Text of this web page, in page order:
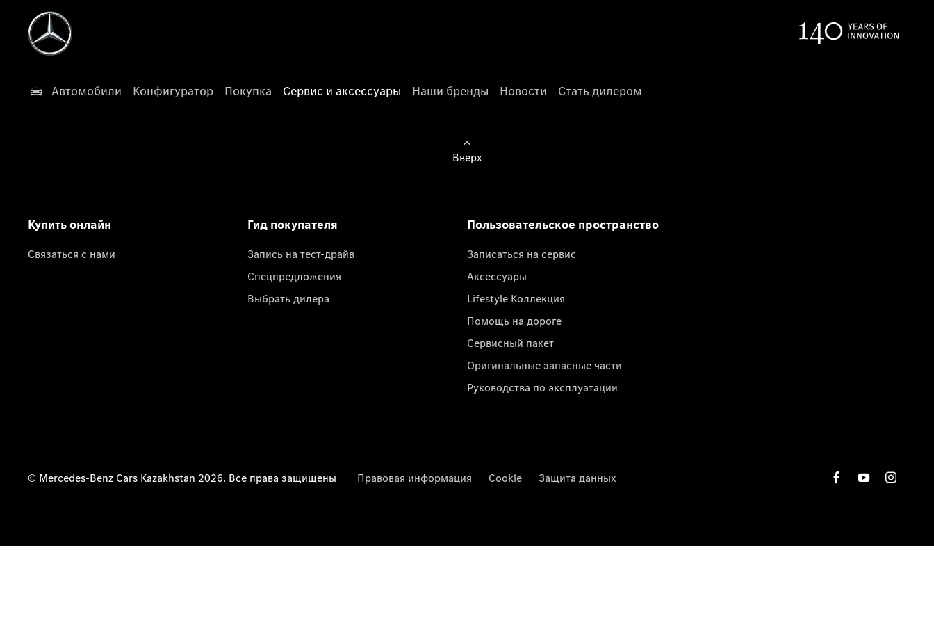
Автомобили Конфигуратор Покупка Сервис и аксессуары Наши бренды Новости Стать дилером
Вверх
Купить онлайн
Связаться с нами
Гид покупателя
Запись на тест-драйв
Спецпредложения
Выбрать дилера
Пользовательское пространство
Записаться на сервис
Аксессуары
Lifestyle Коллекция
Помощь на дороге
Сервисный пакет
Оригинальные запасные части
Руководства по эксплуатации
© Mercedes-Benz Cars Kazakhstan 2026. Все права защищены Правовая информация Cookie Защита данных